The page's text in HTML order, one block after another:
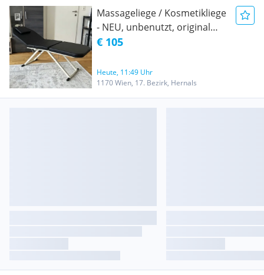
Massageliege / Kosmetikliege
- NEU, unbenutzt, original
verpackt, klappbar
€ 105
Heute, 11:49 Uhr
1170 Wien, 17. Bezirk, Hernals